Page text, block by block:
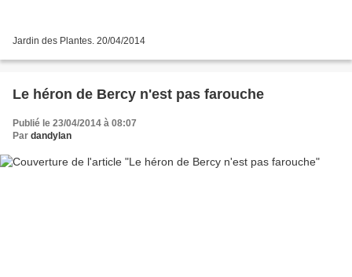
Jardin des Plantes. 20/04/2014
Le héron de Bercy n'est pas farouche
Publié le 23/04/2014 à 08:07
Par dandylan